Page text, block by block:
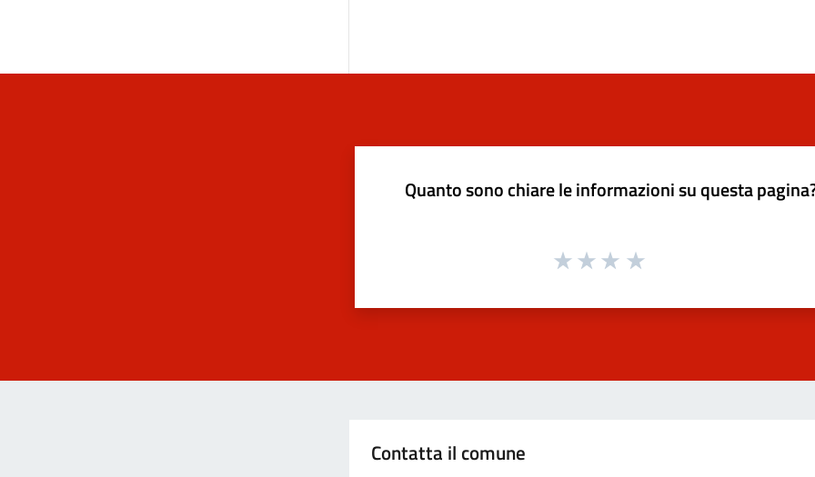
Quanto sono chiare le informazioni su questa
Contatta il comune